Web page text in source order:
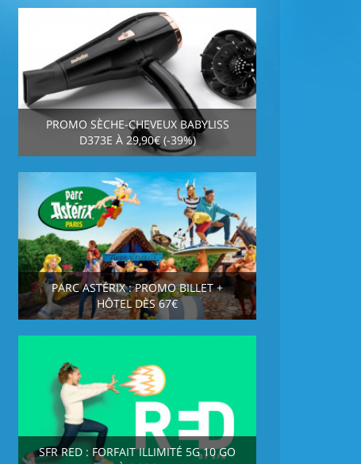
PROMO SÈCHE-CHEVEUX BABYLISS
D373E À 29,90€ (-39%)
PARC ASTÉRIX : PROMO BILLET +
HÔTEL DÈS 67€
SFR RED : FORFAIT ILLIMITÉ 5G 10 GO